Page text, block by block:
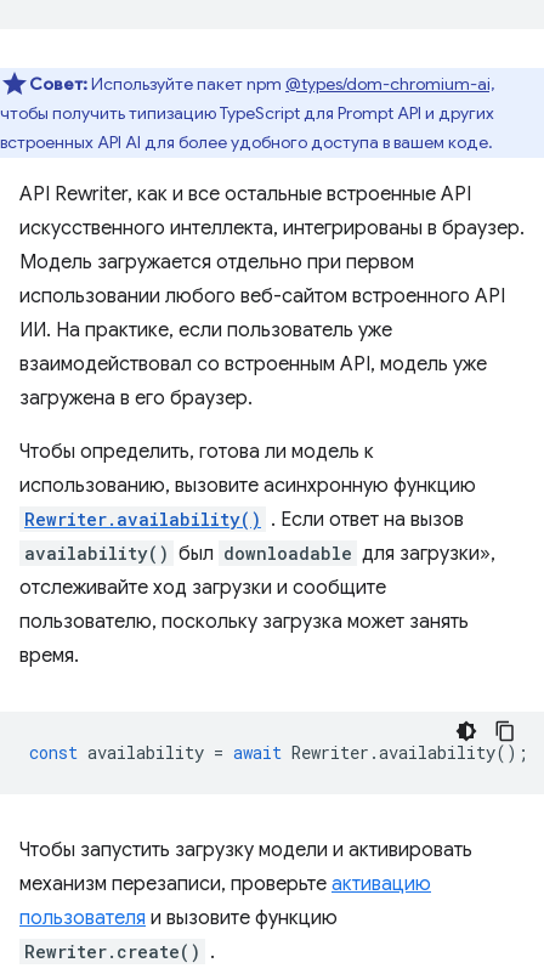
Совет:Используйте пакет npm @types/dom-chromium-ai,
чтобы получить типизацию TypeScript для Prompt API и других
встроенных API AI для более удобного доступа в вашем коде.
API Rewriter, как и все остальные встроенные API
искусственного интеллекта, интегрированы в браузер.
Модель загружается отдельно при первом
использовании любого веб-сайтом встроенного API
ИИ. На практике, если пользователь уже
взаимодействовал со встроенным API, модель уже
загружена в его браузер.
Чтобы определить, готова ли модель к
использованию, вызовите асинхронную функцию
Rewriter.availability() . Если ответ на вызов
availability() был downloadable для загрузки»,
отслеживайте ход загрузки и сообщите
пользователю, поскольку загрузка может занять
время.
const availability = await Rewriter .availability();
Чтобы запустить загрузку модели и активировать
механизм перезаписи, проверьте активацию
пользователя и вызовите функцию
Rewriter.create() .